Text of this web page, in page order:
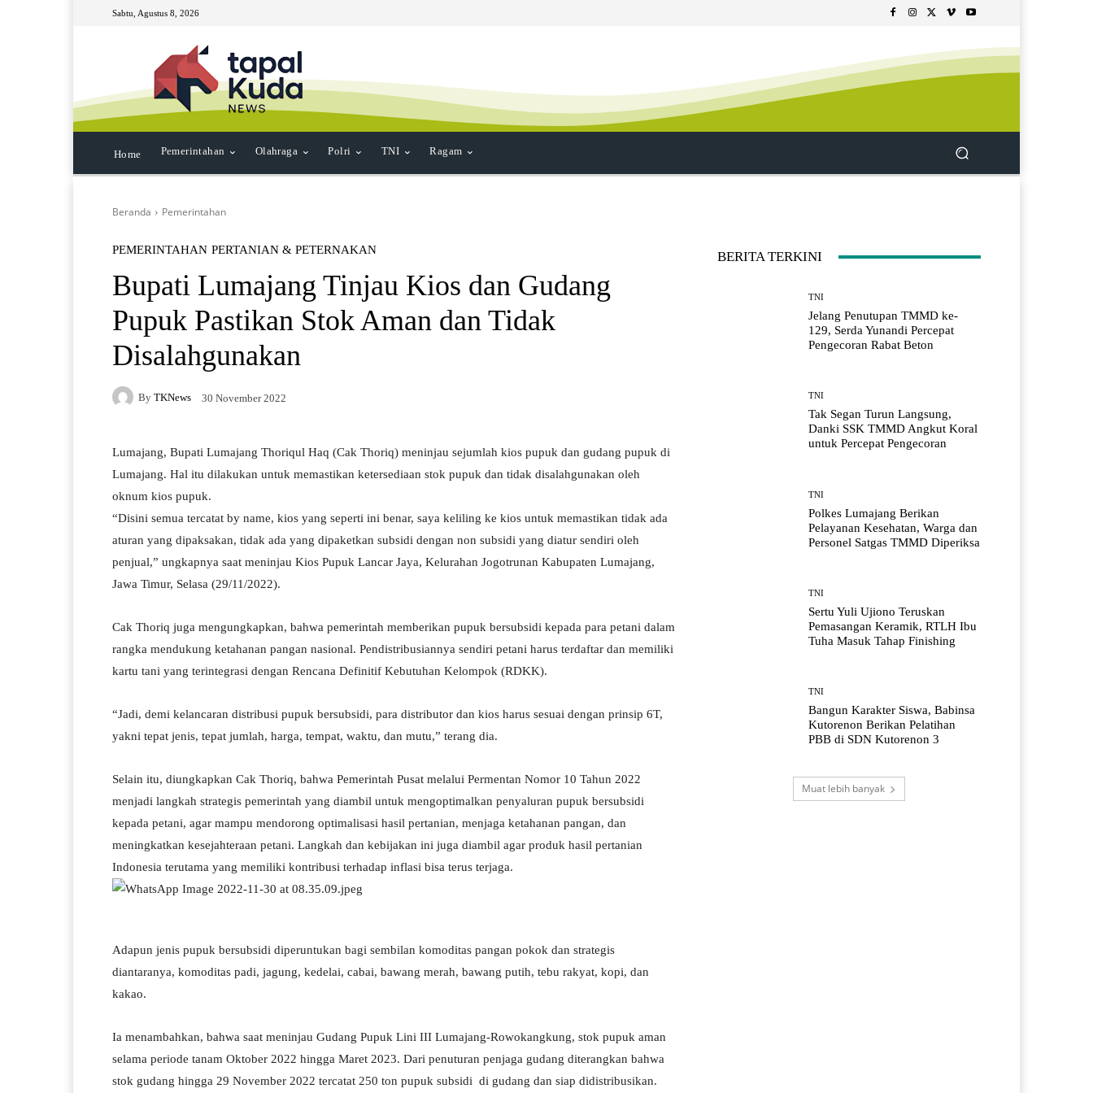
Sabtu, Agustus 8, 2026
Home Pemerintahan Olahraga Polri TNI Ragam
Beranda Pemerintahan
PEMERINTAHAN PERTANIAN & PETERNAKAN
Bupati Lumajang Tinjau Kios dan Gudang
Pupuk Pastikan Stok Aman dan Tidak
Disalahgunakan
By TKNews 30 November 2022
Lumajang, Bupati Lumajang Thoriqul Haq (Cak Thoriq) meninjau sejumlah kios pupuk dan gudang pupuk di
Lumajang. Hal itu dilakukan untuk memastikan ketersediaan stok pupuk dan tidak disalahgunakan oleh
oknum kios pupuk.
“Disini semua tercatat by name, kios yang seperti ini benar, saya keliling ke kios untuk memastikan tidak ada
aturan yang dipaksakan, tidak ada yang dipaketkan subsidi dengan non subsidi yang diatur sendiri oleh
penjual,” ungkapnya saat meninjau Kios Pupuk Lancar Jaya, Kelurahan Jogotrunan Kabupaten Lumajang,
Jawa Timur, Selasa (29/11/2022).
Cak Thoriq juga mengungkapkan, bahwa pemerintah memberikan pupuk bersubsidi kepada para petani dalam
rangka mendukung ketahanan pangan nasional. Pendistribusiannya sendiri petani harus terdaftar dan memiliki
kartu tani yang terintegrasi dengan Rencana Definitif Kebutuhan Kelompok (RDKK).
“Jadi, demi kelancaran distribusi pupuk bersubsidi, para distributor dan kios harus sesuai dengan prinsip 6T,
yakni tepat jenis, tepat jumlah, harga, tempat, waktu, dan mutu,” terang dia.
Selain itu, diungkapkan Cak Thoriq, bahwa Pemerintah Pusat melalui Permentan Nomor 10 Tahun 2022
menjadi langkah strategis pemerintah yang diambil untuk mengoptimalkan penyaluran pupuk bersubsidi
kepada petani, agar mampu mendorong optimalisasi hasil pertanian, menjaga ketahanan pangan, dan
meningkatkan kesejahteraan petani. Langkah dan kebijakan ini juga diambil agar produk hasil pertanian
Indonesia terutama yang memiliki kontribusi terhadap inflasi bisa terus terjaga.
Adapun jenis pupuk bersubsidi diperuntukan bagi sembilan komoditas pangan pokok dan strategis
diantaranya, komoditas padi, jagung, kedelai, cabai, bawang merah, bawang putih, tebu rakyat, kopi, dan
kakao.
Ia menambahkan, bahwa saat meninjau Gudang Pupuk Lini III Lumajang-Rowokangkung, stok pupuk aman
selama periode tanam Oktober 2022 hingga Maret 2023. Dari penuturan penjaga gudang diterangkan bahwa
stok gudang hingga 29 November 2022 tercatat 250 ton pupuk subsidi di gudang dan siap didistribusikan.
BERITA TERKINI
TNI
Jelang Penutupan TMMD ke-
129, Serda Yunandi Percepat
Pengecoran Rabat Beton
TNI
Tak Segan Turun Langsung,
Danki SSK TMMD Angkut Koral
untuk Percepat Pengecoran
TNI
Polkes Lumajang Berikan
Pelayanan Kesehatan, Warga dan
Personel Satgas TMMD Diperiksa
TNI
Sertu Yuli Ujiono Teruskan
Pemasangan Keramik, RTLH Ibu
Tuha Masuk Tahap Finishing
TNI
Bangun Karakter Siswa, Babinsa
Kutorenon Berikan Pelatihan
PBB di SDN Kutorenon 3
Muat lebih banyak